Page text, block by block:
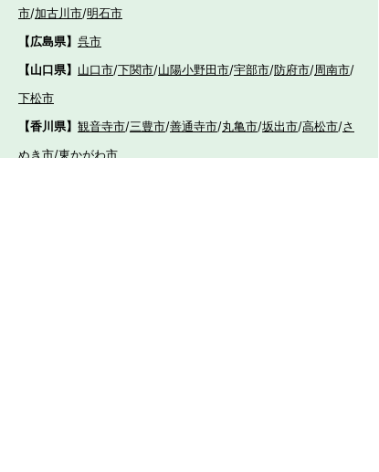
市/加古川市/明石市
【広島県】 呉市
【山口県】 山口市/下関市/山陽小野田市/宇部市/防府市/周南市/
下松市
【香川県】 観音寺市/三豊市/善通寺市/丸亀市/坂出市/高松市/さ
ぬき市/東かがわ市